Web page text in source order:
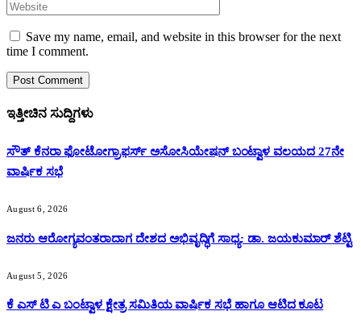
Save my name, email, and website in this browser for the next
time I comment.
ಇತ್ತೀಚಿನ ಸುದ್ದಿಗಳು
ಸೌತ್ ಕೆನರಾ ಫೋಟೋಗ್ರಾಫರ್ಸ್ ಅಸೋಸಿಯೇಷನ್ ಬಂಟ್ವಾಳ ವಲಯದ 27ನೇ
ವಾರ್ಷಿಕ ಸಭೆ
August 6, 2026
ಜನರು ಆರೋಗ್ಯವಂತರಾದಾಗ ದೇಶದ ಅಭಿವೃದ್ಧಿಗೆ ಸಾಧ್ಯ: ಡಾ. ಜಯಕುಮಾರ್ ಶೆಟ್ಟಿ
August 5, 2026
ಕೆ ಎಸ್ ಟಿ ಎ ಬಂಟ್ವಾಳ ಕ್ಷೇತ್ರ ಸಮಿತಿಯ ವಾರ್ಷಿಕ ಸಭೆ ಹಾಗೂ ಆಟಿದ ಕೂಟ